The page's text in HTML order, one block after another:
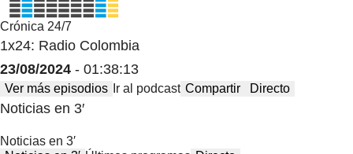
Crónica 24/7
1x24: Radio Colombia
23/08/2024 - 01:38:13
Ver más episodios Ir al podcast Compartir Directo
Noticias en 3′
Noticias en 3′